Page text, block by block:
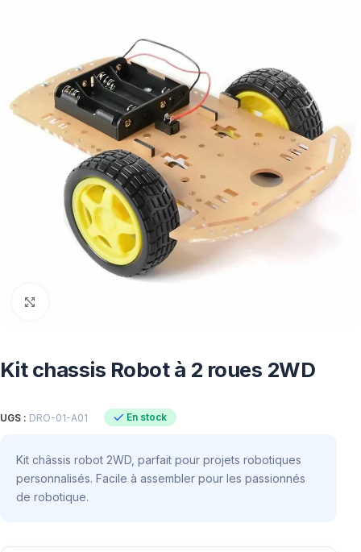
Kit chassis Robot à 2 roues 2WD
UGS : DRO-01-A01 En stock
Kit châssis robot 2WD, parfait pour projets robotiques
personnalisés. Facile à assembler pour les passionnés
de robotique.